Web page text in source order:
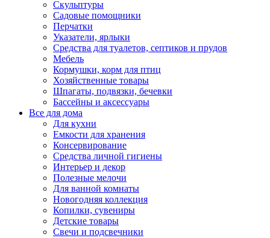
Скульптуры
Садовые помощники
Перчатки
Указатели, ярлыки
Средства для туалетов, септиков и прудов
Мебель
Кормушки, корм для птиц
Хозяйственные товары
Шпагаты, подвязки, бечевки
Бассейны и аксессуары
Все для дома
Для кухни
Емкости для хранения
Консервирование
Средства личной гигиены
Интерьер и декор
Полезные мелочи
Для ванной комнаты
Новогодняя коллекция
Копилки, сувениры
Детские товары
Свечи и подсвечники